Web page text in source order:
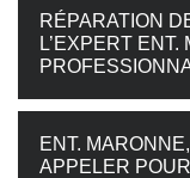
RÉPARATION
L’EXPERT ENT.
ENT.
APPELER